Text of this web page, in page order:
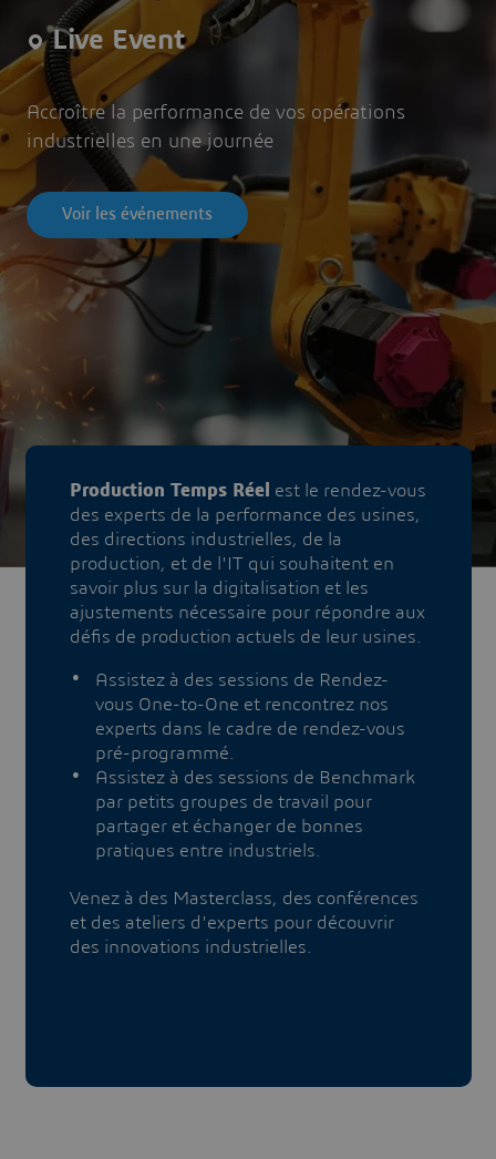
Live Event
Accroître la performance de vos opérations
industrielles en une journée
Voir les événements
Production Temps Réel est le rendez-vous
des experts de la performance des usines,
des directions industrielles, de la
production, et de l'IT qui souhaitent en
savoir plus sur la digitalisation et les
ajustements nécessaire pour répondre aux
défis de production actuels de leur usines.
Assistez à des sessions de Rendez-
vous One-to-One et rencontrez nos
experts dans le cadre de rendez-vous
pré-programmé.
Assistez à des sessions de Benchmark
par petits groupes de travail pour
partager et échanger de bonnes
pratiques entre industriels.
Venez à des Masterclass, des conférences
et des ateliers d'experts pour découvrir
des innovations industrielles.